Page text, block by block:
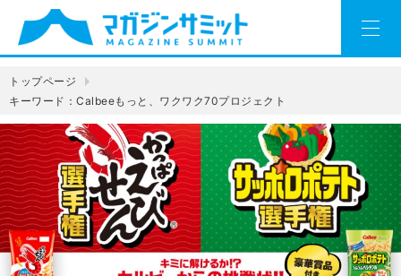
トップページ
キーワード：Calbeeもっと、ワクワク70プロジェクト